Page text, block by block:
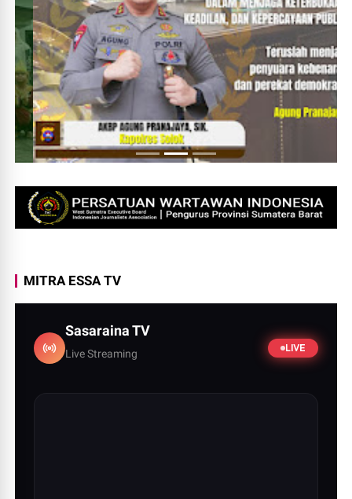
MITRA ESSA TV
Sasaraina TV
Live Streaming LIVE